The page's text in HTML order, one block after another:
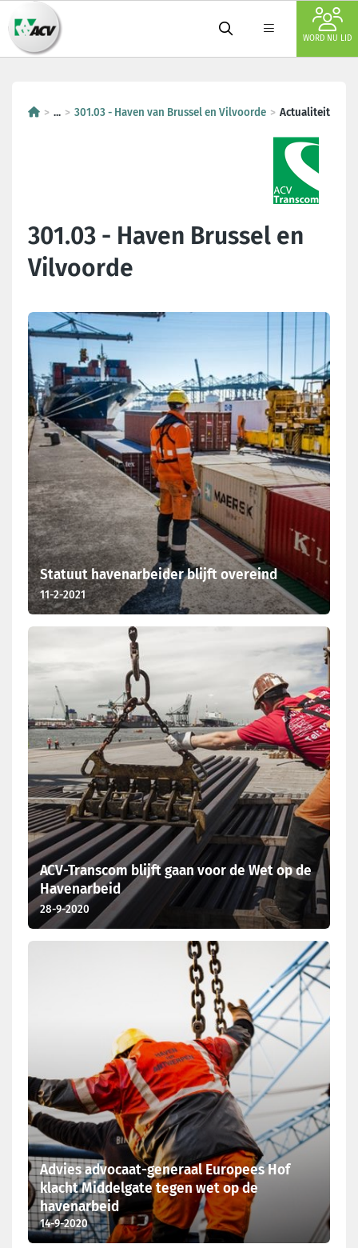
WORD NU LID
... 301.03 - Haven van Brussel en Vilvoorde Actualiteit
301.03 - Haven Brussel en
Vilvoorde
Laatste nieuws
Statuut havenarbeider blijft overeind
11-2-2021
ACV-Transcom blijft gaan voor de Wet op de
Havenarbeid
28-9-2020
Advies advocaat-generaal Europees Hof
klacht Middelgate tegen wet op de
havenarbeid
14-9-2020